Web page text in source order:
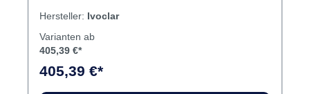
Hersteller: Ivoclar
Varianten ab
405,39 €*
405,39 €*